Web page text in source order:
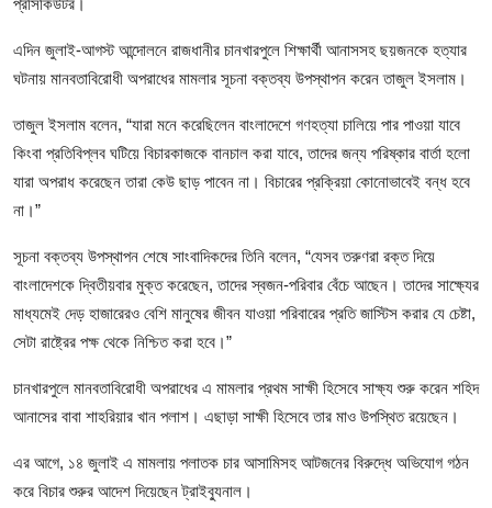
বরিশাল বিভাগ
খুলনা বিভাগ
সিলেট বিভাগ
রংপুর বিভাগ
আইনি পরামর্শের
প্রসিকিউটর।
এদিন জুলাই-আগস্ট আন্দোলনে রাজধানীর চানখারপুলে শিক্ষার্থী আনাসসহ ছয়জনকে হত্যার
ঘটনায় মানবতাবিরোধী অপরাধের মামলার সূচনা বক্তব্য উপস্থাপন করেন তাজুল ইসলাম।
তাজুল ইসলাম বলেন, “যারা মনে করেছিলেন বাংলাদেশে গণহত্যা চালিয়ে পার পাওয়া যাবে
কিংবা প্রতিবিপ্লব ঘটিয়ে বিচারকাজকে বানচাল করা যাবে, তাদের জন্য পরিষ্কার বার্তা হলো
যারা অপরাধ করেছেন তারা কেউ ছাড় পাবেন না। বিচারের প্রক্রিয়া কোনোভাবেই বন্ধ হবে
না।”
সূচনা বক্তব্য উপস্থাপন শেষে সাংবাদিকদের তিনি বলেন, “যেসব তরুণরা রক্ত দিয়ে
বাংলাদেশকে দ্বিতীয়বার মুক্ত করেছেন, তাদের স্বজন-পরিবার বেঁচে আছেন। তাদের সাক্ষ্যের
মাধ্যমেই দেড় হাজারেরও বেশি মানুষের জীবন যাওয়া পরিবারের প্রতি জাস্টিস করার যে চেষ্টা,
সেটা রাষ্ট্রের পক্ষ থেকে নিশ্চিত করা হবে।”
চানখারপুলে মানবতাবিরোধী অপরাধের এ মামলার প্রথম সাক্ষী হিসেবে সাক্ষ্য শুরু করেন শহিদ
আনাসের বাবা শাহরিয়ার খান পলাশ। এছাড়া সাক্ষী হিসেবে তার মাও উপস্থিত রয়েছেন।
এর আগে, ১৪ জুলাই এ মামলায় পলাতক চার আসামিসহ আটজনের বিরুদ্ধে অভিযোগ গঠন
করে বিচার শুরুর আদেশ দিয়েছেন ট্রাইব্যুনাল।